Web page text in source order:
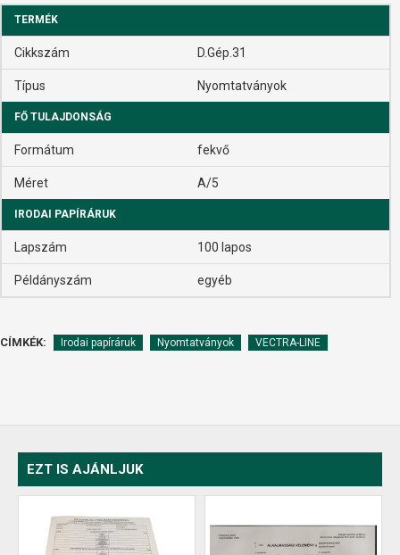
TERMÉK
Cikkszám D.Gép.31
Típus Nyomtatványok
FŐ TULAJDONSÁG
Formátum fekvő
Méret A/5
IRODAI PAPÍRÁRUK
Lapszám 100 lapos
Példányszám egyéb
CÍMKÉK: Irodai papíráruk Nyomtatványok VECTRA-LINE
EZT IS AJÁNLJUK